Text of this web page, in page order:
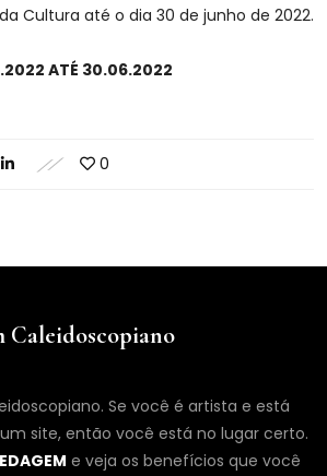
Cultura até o dia 30 de junho de 2022.
ATÉ 30.06.2022
0
Caleidoscopiano
Se você é artista e está
site, então você está no lugar certo.
e veja os benefícios que você